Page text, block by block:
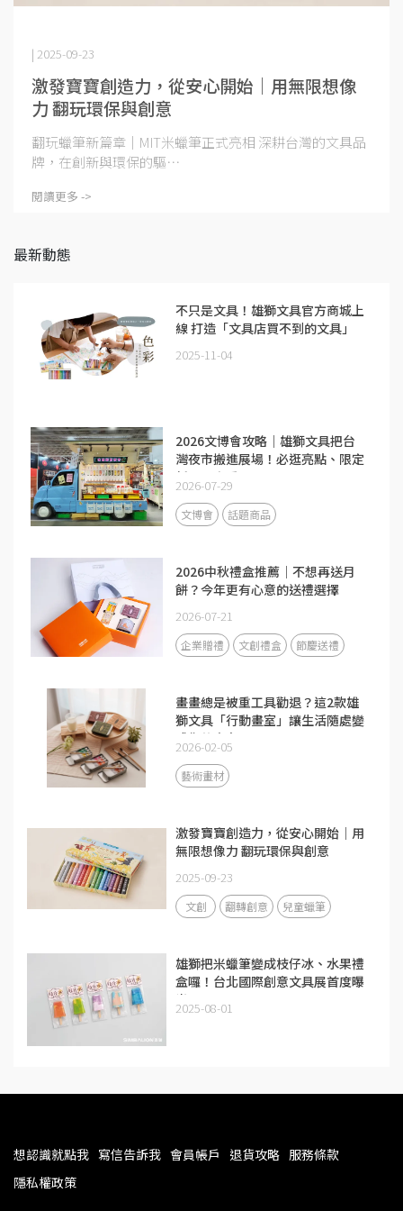
激發寶寶創造力，從安心開始｜用無限想像
力 翻玩環保與創意
| 2025-09-23
翻玩蠟筆新篇章｜MIT米蠟筆正式亮相 深耕台灣的文具品
牌，在創新與環保的驅⋯
閱讀更多 ->
最新動態
不只是文具！雄獅⽂具官方商城上
線 打造「⽂具店買不到的文具」
2025-11-04
2026文博會攻略｜雄獅文具把台
灣夜市搬進展場！必逛亮點、限定
新品一次看
2026-07-29
文博會 話題商品
2026中秋禮盒推薦｜不想再送月
餅？今年更有心意的送禮選擇
2026-07-21
企業贈禮 文創禮盒 節慶送禮
畫畫總是被重工具勸退？這2款雄
獅文具「行動畫室」讓生活隨處變
成你的畫布
2026-02-05
藝術畫材
激發寶寶創造力，從安心開始｜用
無限想像力 翻玩環保與創意
2025-09-23
文創 翻轉創意 兒童蠟筆
雄獅把米蠟筆變成枝仔冰、水果禮
盒囉！台北國際創意文具展首度曝
光
2025-08-01
想認識就點我 寫信告訴我 會員帳戶 退貨攻略 服務條款
隱私權政策